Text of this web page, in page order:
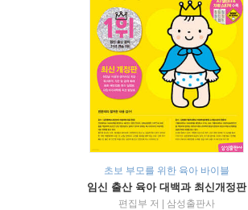
초보 부모를 위한 육아 바이블
임신 출산 육아 대백과 최신개정판
편집부 저
삼성출판사